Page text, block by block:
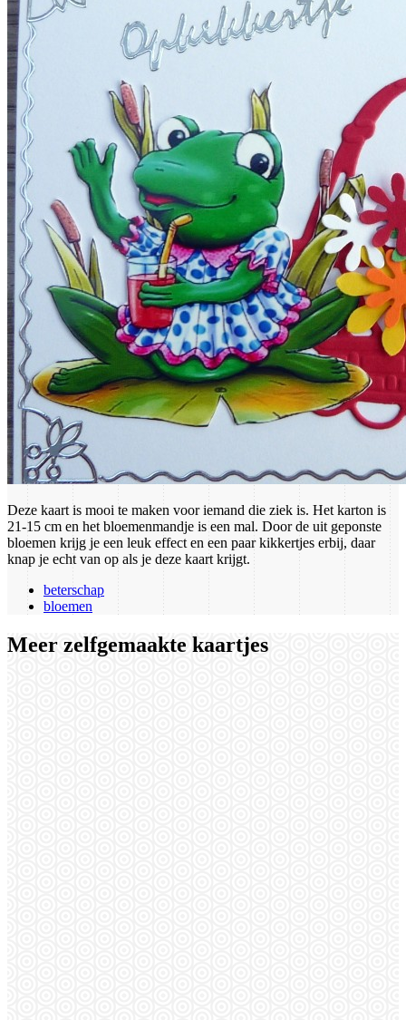
Deze kaart is mooi te maken voor iemand die ziek is. Het karton is
21-15 cm en het bloemenmandje is een mal. Door de uit geponste
bloemen krijg je een leuk effect en een paar kikkertjes erbij, daar
knap je echt van op als je deze kaart krijgt.
beterschap
bloemen
Meer zelfgemaakte kaartjes